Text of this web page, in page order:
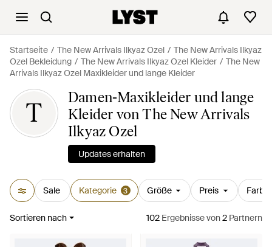
Startseite The New Arrivals Ilkyaz Ozel
The New Arrivals Ilkyaz
Ozel Bekleidung
The New Arrivals Ilkyaz Ozel Kleider
The New
Arrivals Ilkyaz Ozel Maxikleider und lange Kleider
T
Damen-Maxikleider und lange
Kleider von The New Arrivals
Ilkyaz Ozel
Updates erhalten
Sale Kategorie 3 Größe Preis Farbe
Sortieren nach 102 Ergebnissevon2 Partnern